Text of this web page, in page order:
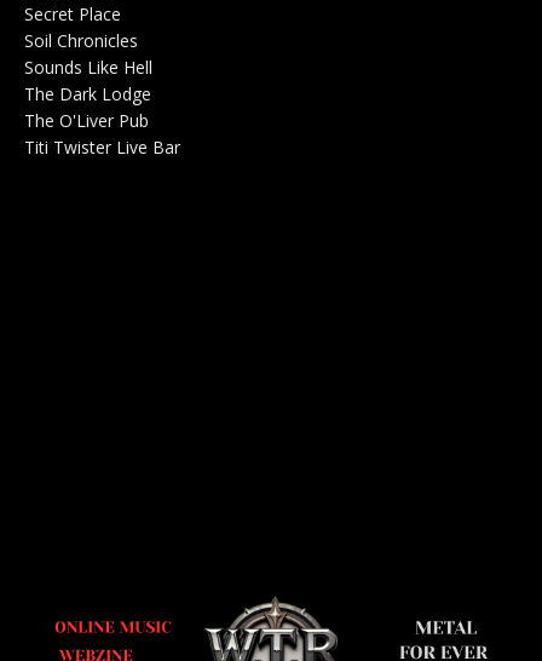
Secret Place
Soil Chronicles
Sounds Like Hell
The Dark Lodge
The O'Liver Pub
Titi Twister Live Bar